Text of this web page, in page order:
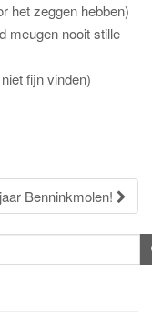
het zeggen hebben)
meugen nooit stille
fijn vinden)
Benninkmolen!